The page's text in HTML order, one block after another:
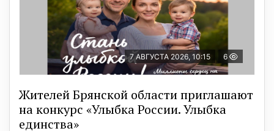
7 АВГУСТА 2026, 10:15 6
Жителей Брянской области приглашают
на конкурс «Улыбка России. Улыбка
единства»